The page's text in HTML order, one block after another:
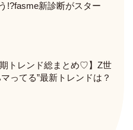
!?fasme新診断がスター
期トレンド総まとめ♡】Z世
ってる”最新トレンドは？
報もチェック♪